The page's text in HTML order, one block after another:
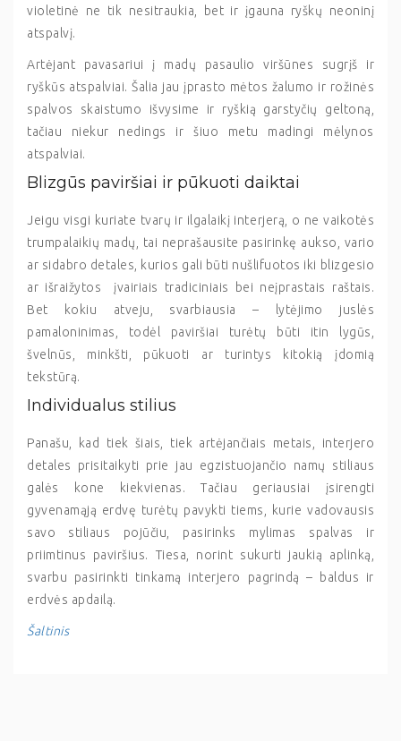
violetinė ne tik nesitraukia, bet ir įgauna ryškų neoninį
atspalvį.
Artėjant pavasariui į madų pasaulio viršūnes sugrįš ir
ryškūs atspalviai. Šalia jau įprasto mėtos žalumo ir rožinės
spalvos skaistumo išvysime ir ryškią garstyčių geltoną,
tačiau niekur nedings ir šiuo metu madingi mėlynos
atspalviai.
Blizgūs paviršiai ir pūkuoti daiktai
Jeigu visgi kuriate tvarų ir ilgalaikį interjerą, o ne vaikotės
trumpalaikių madų, tai neprašausite pasirinkę aukso, vario
ar sidabro detales, kurios gali būti nušlifuotos iki blizgesio
ar išraižytos įvairiais tradiciniais bei neįprastais raštais.
Bet kokiu atveju, svarbiausia – lytėjimo juslės
pamaloninimas, todėl paviršiai turėtų būti itin lygūs,
švelnūs, minkšti, pūkuoti ar turintys kitokią įdomią
tekstūrą.
Individualus stilius
Panašu, kad tiek šiais, tiek artėjančiais metais, interjero
detales prisitaikyti prie jau egzistuojančio namų stiliaus
galės kone kiekvienas. Tačiau geriausiai įsirengti
gyvenamąją erdvę turėtų pavykti tiems, kurie vadovausis
savo stiliaus pojūčiu, pasirinks mylimas spalvas ir
priimtinus paviršius. Tiesa, norint sukurti jaukią aplinką,
svarbu pasirinkti tinkamą interjero pagrindą – baldus ir
erdvės apdailą.
Šaltinis